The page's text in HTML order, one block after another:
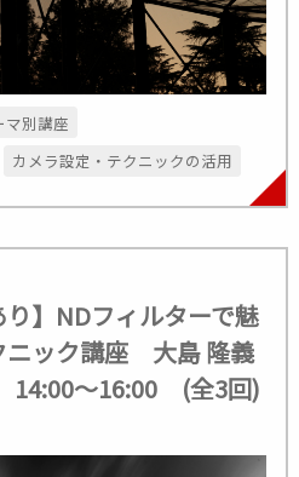
マ別講座
カメラ設定・テクニックの活用
り】NDフィルターで魅
ニック講座 大島 隆義
14:00～16:00 (全3回)